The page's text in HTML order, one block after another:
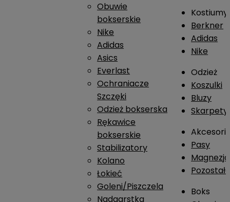
Obuwie
bokserskie
Nike
Adidas
Asics
Everlast
Ochraniacze
Szczęki
Odzież bokserska
Rękawice
bokserskie
Stabilizatory
Kolano
Łokieć
Goleni/Piszczela
Nadgarstka
Kostiumy
Berkner
Adidas
Nike
Odzież
Koszulki
Bluzy
Skarpety
Pasy
Magnezja
Boks